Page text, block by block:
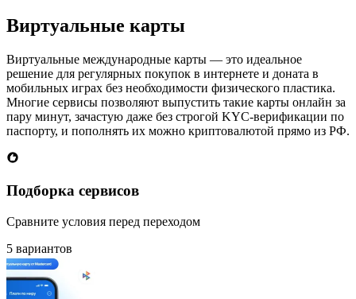
Виртуальные карты
Виртуальные международные карты — это идеальное
решение для регулярных покупок в интернете и доната в
мобильных играх без необходимости физического пластика.
Многие сервисы позволяют выпустить такие карты онлайн за
пару минут, зачастую даже без строгой KYC-верификации по
паспорту, и пополнять их можно криптовалютой прямо из РФ.
Подборка сервисов
Сравните условия перед переходом
5 вариантов